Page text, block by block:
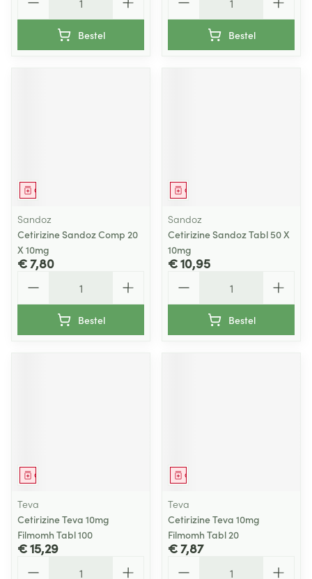
Bestel Bestel
Geneesmiddel
Sandoz
Cetirizine Sandoz Comp 20
X 10mg
€ 7,80
Bestel
Geneesmiddel
Sandoz
Cetirizine Sandoz Tabl 50 X
10mg
€ 10,95
Bestel
Geneesmiddel
Teva
Cetirizine Teva 10mg
Filmomh Tabl 100
€ 15,29
Geneesmiddel
Teva
Cetirizine Teva 10mg
Filmomh Tabl 20
€ 7,87